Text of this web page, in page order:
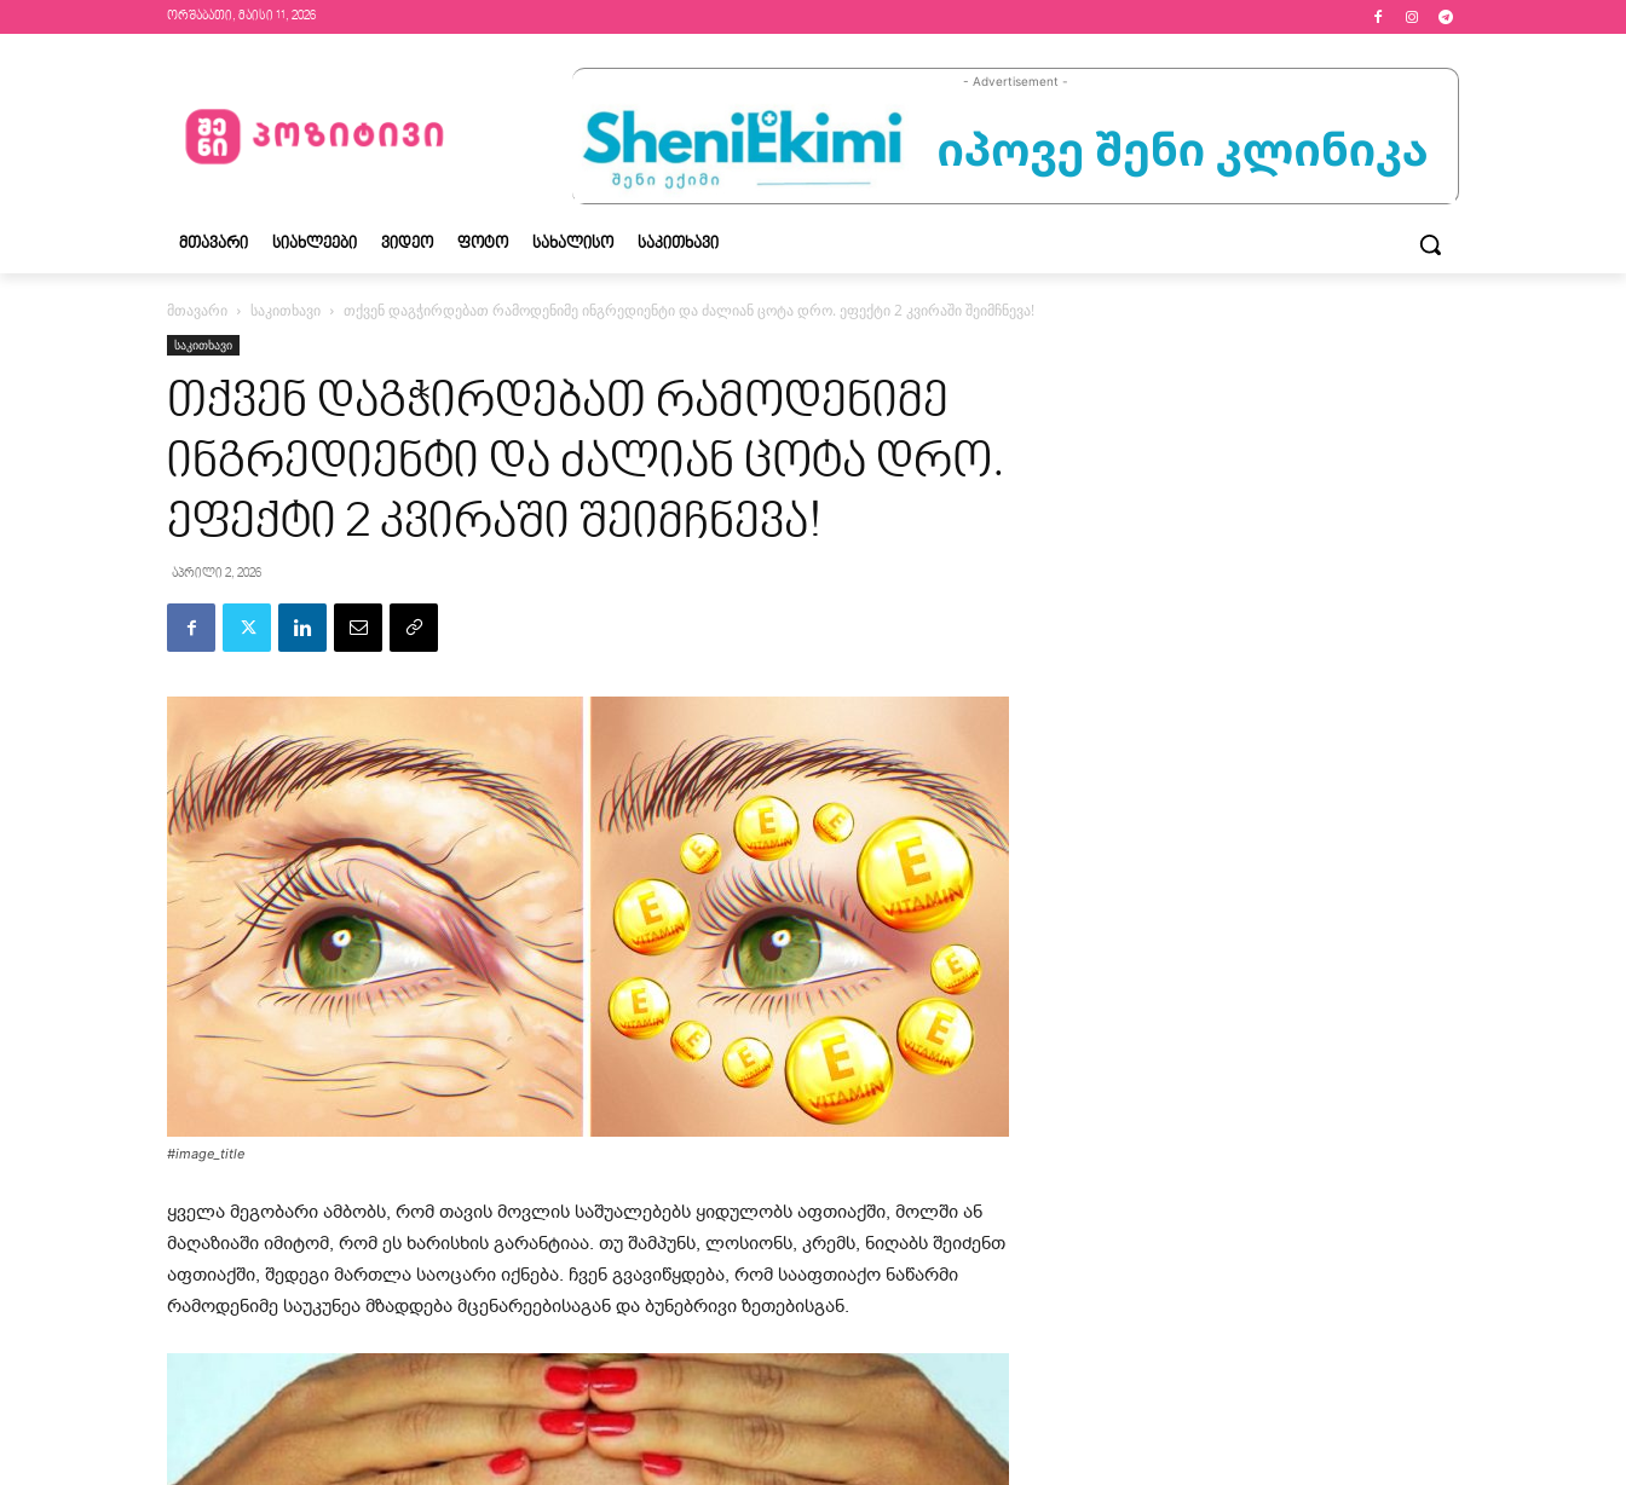
ორშაბათი, მაისი 11, 2026
- Advertisement -
ᲛᲗᲐᲕᲐᲠᲘ ᲡᲘᲐᲮᲚᲔᲔᲑᲘ ᲕᲘᲓᲔᲝ ᲤᲝᲢᲝ ᲡᲐᲮᲐᲚᲘᲡᲝ ᲡᲐᲙᲘᲗᲮᲐᲕᲘ
მთავარი საკითხავი თქვენ დაგჭირდებათ რამოდენიმე ინგრედიენტი და ძალიან ცოტა დრო. ეფექტი 2 კვირაში შეიმჩნევა!
საკითხავი
თქვენ დაგჭირდებათ რამოდენიმე
ინგრედიენტი და ძალიან ცოტა დრო.
ეფექტი 2 კვირაში შეიმჩნევა!
აპრილი 2, 2026
#image_title
ყველა მეგობარი ამბობს, რომ თავის მოვლის საშუალებებს ყიდულობს აფთიაქში, მოლში ან
მაღაზიაში იმიტომ, რომ ეს ხარისხის გარანტიაა. თუ შამპუნს, ლოსიონს, კრემს, ნიღაბს შეიძენთ
აფთიაქში, შედეგი მართლა საოცარი იქნება. ჩვენ გვავიწყდება, რომ სააფთიაქო ნაწარმი
რამოდენიმე საუკუნეა მზადდება მცენარეებისაგან და ბუნებრივი ზეთებისგან.